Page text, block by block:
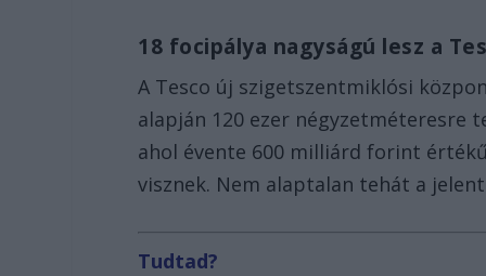
18 focipálya nagyságú lesz a
A Tesco új szigetszentmiklósi
alapján 120 ezer négyzetméteresre
ahol évente 600 milliárd forint
visznek. Nem alaptalan tehát a
Tudtad?